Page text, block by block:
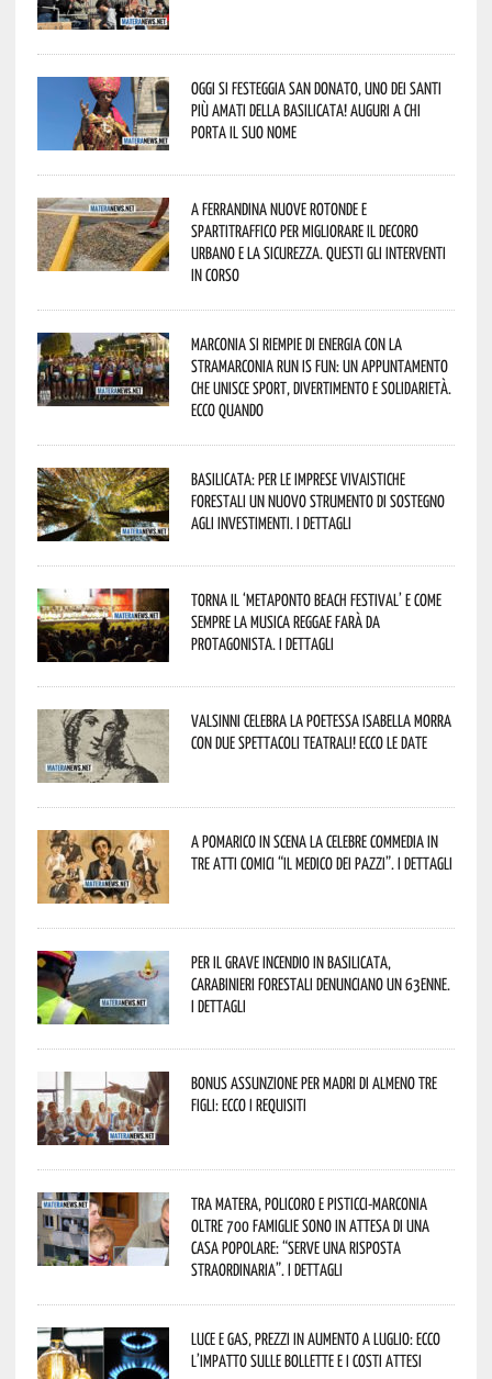
Oggi si festeggia San Donato, uno dei Santi
più amati della Basilicata! Auguri a chi
porta il suo nome
A Ferrandina nuove rotonde e
spartitraffico per migliorare il decoro
urbano e la sicurezza. Questi gli interventi
in corso
Marconia si riempie di energia con la
StraMarconia Run is Fun: un appuntamento
che unisce sport, divertimento e solidarietà.
Ecco quando
Basilicata: per le imprese vivaistiche
forestali un nuovo strumento di sostegno
agli investimenti. I dettagli
Torna il ‘Metaponto beach festival’ e come
sempre la musica reggae farà da
protagonista. I dettagli
Valsinni celebra la poetessa Isabella Morra
con due spettacoli teatrali! Ecco le date
A Pomarico in scena la celebre commedia in
tre atti comici “Il medico dei pazzi”. I dettagli
Per il grave incendio in Basilicata,
Carabinieri forestali denunciano un 63enne.
I dettagli
Bonus assunzione per madri di almeno tre
figli: ecco i requisiti
Tra Matera, Policoro e Pisticci-Marconia
oltre 700 famiglie sono in attesa di una
casa popolare: “serve una risposta
straordinaria”. I dettagli
Luce e gas, prezzi in aumento a luglio: ecco
l’impatto sulle bollette e i costi attesi